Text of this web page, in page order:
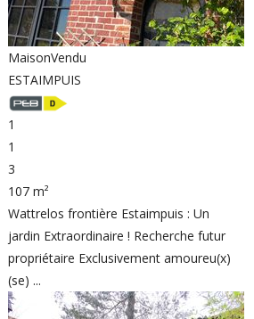
MaisonVendu
ESTAIMPUIS
1
1
3
107 m²
Wattrelos frontière Estaimpuis : Un
jardin Extraordinaire ! Recherche futur
propriétaire Exclusivement amoureu(x)
(se) ...